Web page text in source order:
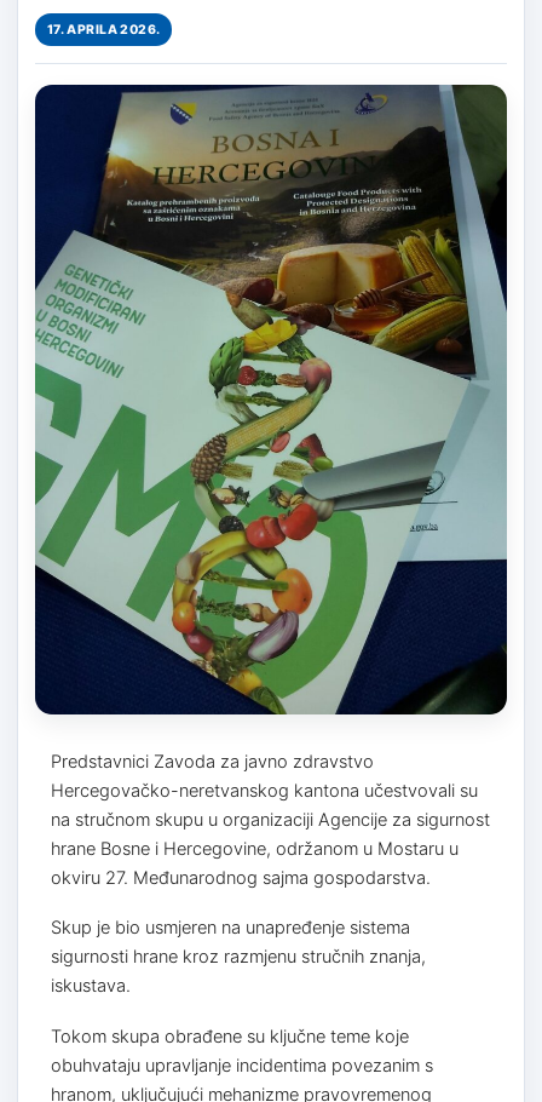
17. APRILA 2026.
Predstavnici Zavoda za javno zdravstvo
Hercegovačko-neretvanskog kantona učestvovali su
na stručnom skupu u organizaciji Agencije za sigurnost
hrane Bosne i Hercegovine, održanom u Mostaru u
okviru 27. Međunarodnog sajma gospodarstva.
Skup je bio usmjeren na unapređenje sistema
sigurnosti hrane kroz razmjenu stručnih znanja,
iskustava.
Tokom skupa obrađene su ključne teme koje
obuhvataju upravljanje incidentima povezanim s
hranom, uključujući mehanizme pravovremenog